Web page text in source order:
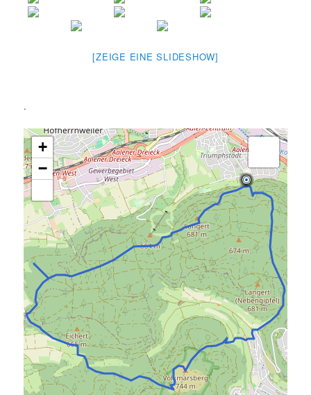
[ZEIGE EINE SLIDESHOW]
.
+
−